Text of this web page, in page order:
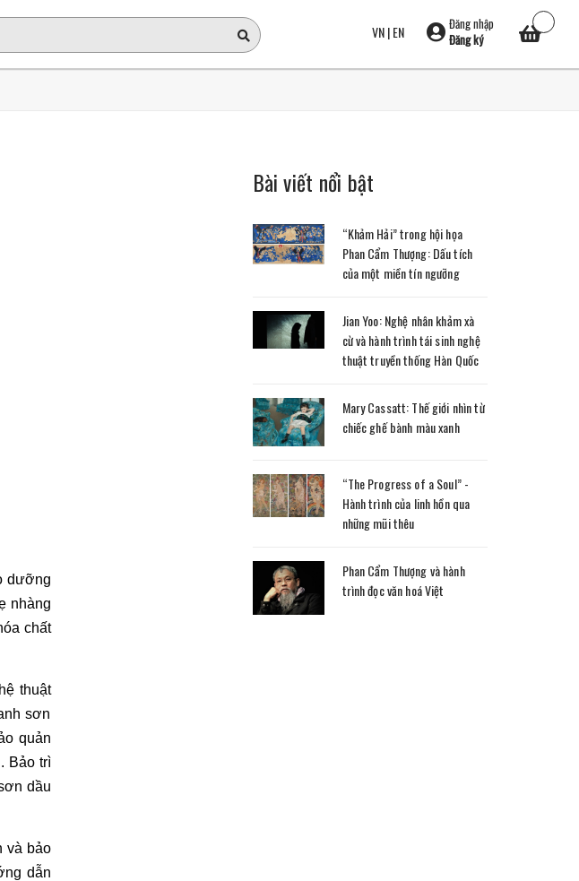
VN|EN
Đăng nhập
Đăng ký
dưỡng
nhàng
chất
thuật
sơn
quản
Bảo trì
dầu
và bảo
dẫn
Bài viết nổi bật
“Khảm Hải” trong hội họa
Phan Cẩm Thượng: Dấu tích
của một miền tín ngưỡng
Jian Yoo: Nghệ nhân khảm xà
cừ và hành trình tái sinh nghệ
thuật truyền thống Hàn Quốc
Mary Cassatt: Thế giới nhìn từ
chiếc ghế bành màu xanh
“The Progress of a Soul” -
Hành trình của linh hồn qua
những mũi thêu
Phan Cẩm Thượng và hành
trình đọc văn hoá Việt